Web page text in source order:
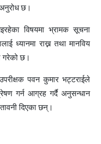
छ।
विषयमा भ्रामक सूचना
ध्यानमा राख्न तथा मानविय
गरेको छ।
पवन कुमार भट्टराईले
गर्न आग्रह गर्दै अनुसन्धान
दिएका छन्।